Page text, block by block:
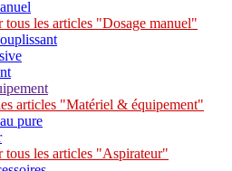
tous les articles "Dosage manuel"
articles "Matériel & équipement"
pure
tous les articles "Aspirateur"